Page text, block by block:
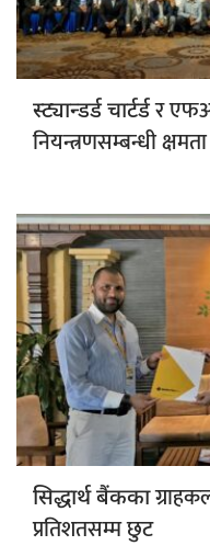
स्ट्यान्डर्ड चार्टर्डर
नियन्त्रणसम्बन्धी
सिद्धार्थ बैंकका
प्रतिशतसम्म छुट